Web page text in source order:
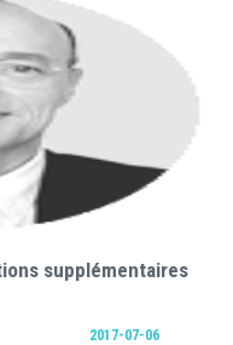
supplémentaires
2017-07-06